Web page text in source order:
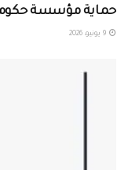
حماية مؤسسة